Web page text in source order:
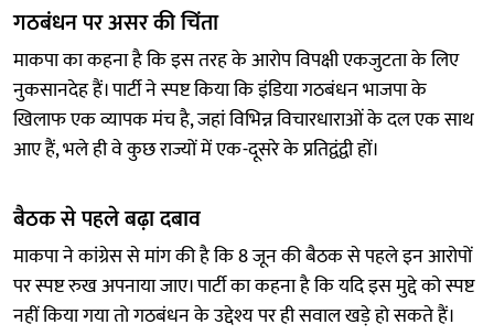
गठबंधन पर असर की चिंता
माकपा का कहना है कि इस तरह के आरोप विपक्षी एकजुटता के लिए
नुकसानदेह हैं। पार्टी ने स्पष्ट किया कि इंडिया गठबंधन भाजपा के
खिलाफ एक व्यापक मंच है, जहां विभिन्न विचारधाराओं के दल एक साथ
आए हैं, भले ही वे कुछ राज्यों में एक-दूसरे के प्रतिद्वंद्वी हों।
बैठक से पहले बढ़ा दबाव
माकपा ने कांग्रेस से मांग की है कि 8 जून की बैठक से पहले इन आरोपों
पर स्पष्ट रुख अपनाया जाए। पार्टी का कहना है कि यदि इस मुद्दे को स्पष्ट
नहीं किया गया तो गठबंधन के उद्देश्य पर ही सवाल खड़े हो सकते हैं।